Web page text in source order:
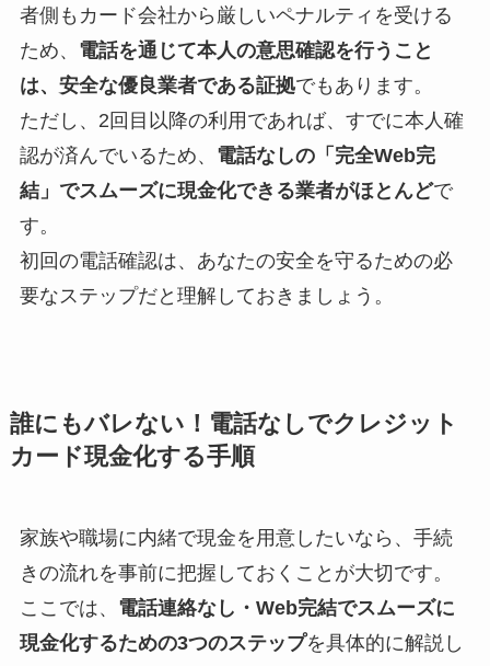
者側もカード会社から厳しいペナルティを受ける
ため、 電話を通じて本人の意思確認を行うこと
は、安全な優良業者である証拠でもあります。
ただし、2回目以降の利用であれば、すでに本人確
認が済んでいるため、 電話なしの「完全Web完
結」でスムーズに現金化できる業者がほとんどで
す。
初回の電話確認は、あなたの安全を守るための必
要なステップだと理解しておきましょう。
誰にもバレない！電話なしでクレジット
カード現金化する手順
家族や職場に内緒で現金を用意したいなら、手続
きの流れを事前に把握しておくことが大切です。
ここでは、 電話連絡なし・Web完結でスムーズに
現金化するための3つのステップを具体的に解説し